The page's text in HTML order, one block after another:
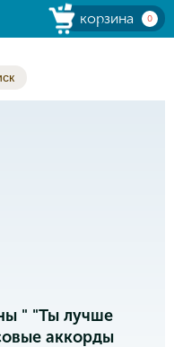
корзина 0
" "Ты лучше
аккорды